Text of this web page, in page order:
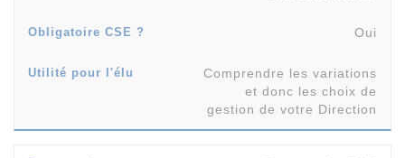
Oui
Comprendre les variations
et donc les choix de
gestion de votre Direction